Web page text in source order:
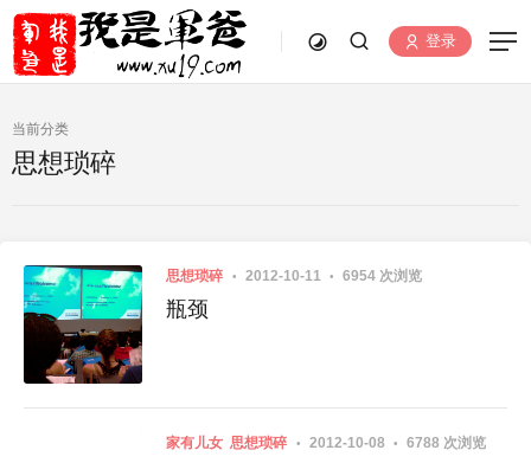
登录
当前分类
思想琐碎
思想琐碎 2012-10-11 6954 次浏览
瓶颈
家有儿女 思想琐碎 2012-10-08 6788 次浏览